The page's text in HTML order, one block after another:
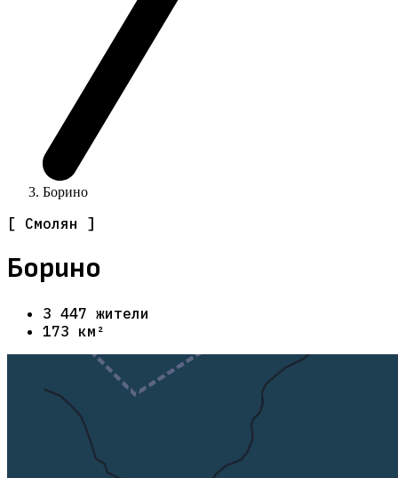
Борино
[ Смолян ]
Борино
3 447 жители
173 км²